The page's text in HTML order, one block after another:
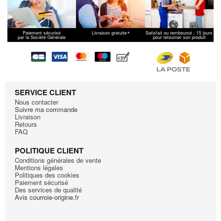
AEG
T5584
AEG
T56600
AEG
T56740
AEG
T56845L
T5750
T5760
AEG
T57805
AEG
AEG
T57840 91609621601
AEG
AEG
AEG
T57920
AEG
T58800
AEG
T58805
AEG
T58840
AEG
T58840R
Paiement sécurisé
par la Société Générale
Livraison gratuite* Satisfait ou remboursé : 15 jours
pour retourner son produit
SERVICE CLIENT
Nous contacter
Suivre ma commande
Livraison
Retours
FAQ
POLITIQUE CLIENT
Conditions générales de vente
Mentions légales
Politiques des cookies
Paiement sécurisé
Des services de qualité
Avis courroie-origine.fr